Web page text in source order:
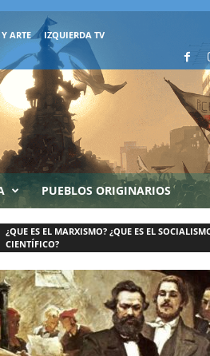
ARTE IZQUIERDA TV
PUEBLOS ORIGINARIOS
¿QUE ES EL MARXISMO? ¿QUE ES EL
CIENTÍFICO?